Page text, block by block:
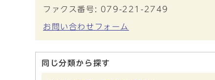
ファクス番号: 079-221-2749
お問い合わせフォーム
同じ分類から探す